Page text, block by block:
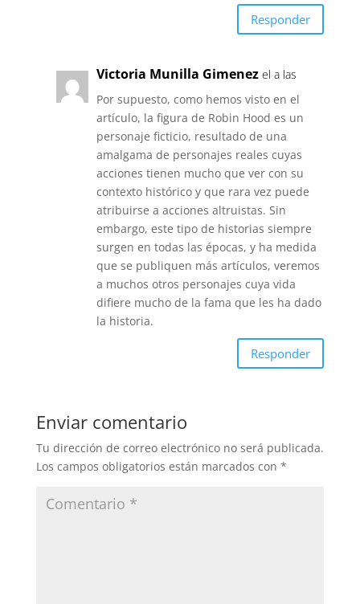
Responder
Victoria Munilla Gimenez el a las
Por supuesto, como hemos visto en el
artículo, la figura de Robin Hood es un
personaje ficticio, resultado de una
amalgama de personajes reales cuyas
acciones tienen mucho que ver con su
contexto histórico y que rara vez puede
atribuirse a acciones altruistas. Sin
embargo, este tipo de historias siempre
surgen en todas las épocas, y ha medida
que se publiquen más artículos, veremos
a muchos otros personajes cuya vida
difiere mucho de la fama que les ha dado
la historia.
Responder
Enviar comentario
Tu dirección de correo electrónico no será publicada.
Los campos obligatorios están marcados con *